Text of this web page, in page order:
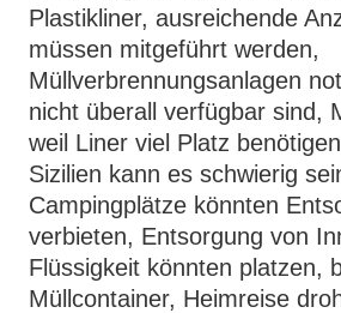
Plastikliner, ausreichende
müssen mitgeführt werden,
Müllverbrennungsanlagen
nicht überall verfügbar sind,
weil Liner viel Platz
Sizilien kann es schwierig
Campingplätze könnten
verbieten, Entsorgung von
Flüssigkeit könnten platzen,
Müllcontainer, Heimreise